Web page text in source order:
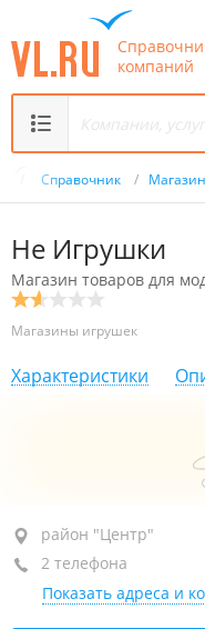
компаний
Справочник /
Не Игрушки
Магазин товаров для
Магазины игрушек
Характеристики
район "Центр", ул.
Морской вокзал, пав.
+7 914 790-01-31
район "Центр"
2 телефона
Показать адреса и